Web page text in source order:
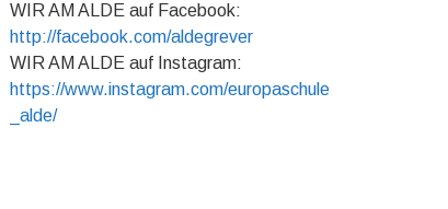
WIR AM ALDE auf Facebook:
http://facebook.com/aldegrever
WIR AM ALDE auf Instagram:
https://www.instagram.com/europaschule
_alde/